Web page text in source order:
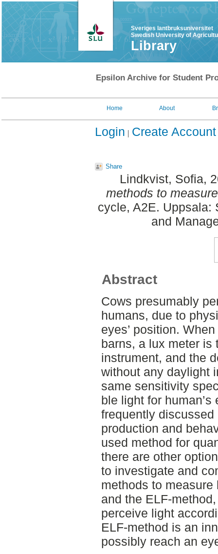
Sveriges lantbruksuniversitet
Swedish University of
Library
Epsilon Archive for Student
Home About
Login Create Account
Share
Lindkvist, Sofia,
methods to
cycle, A2E. Uppsala:
and
Abstract
Cows presumably
humans, due to
eyes’ position.
barns, a lux meter is
instrument, and the
without any daylight
same sensitivity
ble light for
frequently
production and
used method for
there are other
to investigate and
methods to
and the ELF-
perceive light
ELF-method is an
possibly reach an